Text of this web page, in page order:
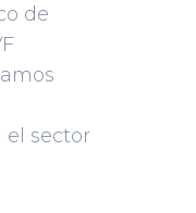
de
el sector